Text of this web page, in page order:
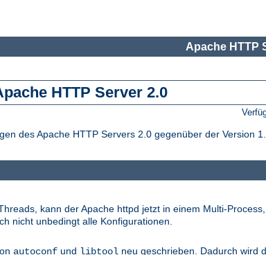
Apache HTTP
HTTP Server 2.0
des Apache HTTP Servers 2.0 gegenüber der Version
kann der Apache httpd jetzt in einem Multi-
nicht unbedingt alle Konfigurationen.
autoconf und libtool neu geschrieben. Dadurch wird